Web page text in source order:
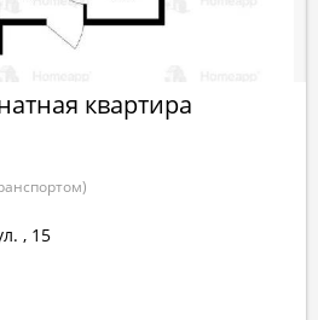
квартира
, 15